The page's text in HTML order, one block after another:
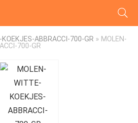
ABBRACCI-700-GR » MOLEN-
700-GR